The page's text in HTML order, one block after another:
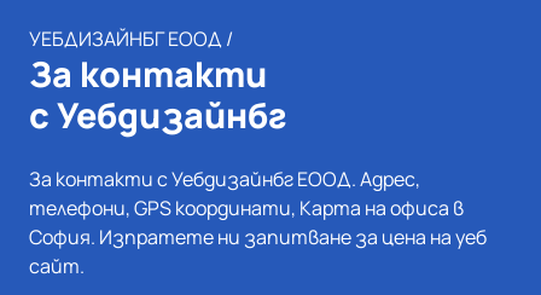
УЕБДИЗАЙНБГ ЕООД /
За контакти
с Уебдизайнбг
За контакти с Уебдизайнбг ЕООД. Адрес,
телефони, GPS координати, Карта на офиса в
София. Изпратете ни запитване за цена на уеб
сайт.